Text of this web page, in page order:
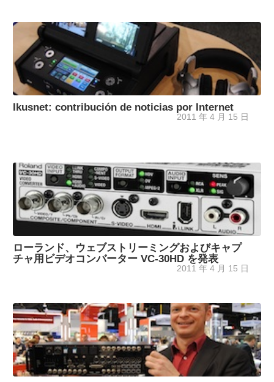
Ikusnet: contribución de noticias por Internet
2011 年 4 月 15 日
ローランド、ウェブストリーミングおよびキャプ
チャ用ビデオコンバーター VC-30HD を発表
2011 年 4 月 15 日